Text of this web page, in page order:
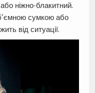
ніжно-блакитний.
сумкою або
від ситуації.